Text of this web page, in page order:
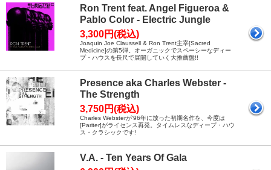
Ron Trent feat. Angel Figueroa &
Pablo Color - Electric Jungle
3,300円(税込)
Joaquin Joe Claussell & Ron Trent主宰[Sacred
Medicine]の第5弾。オーガニックでスペーシーなディー
プ・ハウスを長尺で展開していく大推薦盤!!
Presence aka Charles Webster -
The Strength
3,750円(税込)
Charles Websterが'96年に放った初期名作を、今度は
[Pariter]がライセンス再発。タイムレスなディープ・ハウ
ス・クラシックです!
V.A. - Ten Years Of Gala